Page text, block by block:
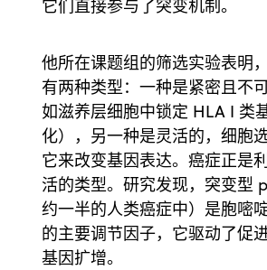
它们直接参与了突变机制。
他所在课题组的筛选实验表明
有两种类型：一种是紧密且不
如滋养层细胞中锁定 HLA I 类
化），另一种是灵活的，细胞
它来改变基因表达。癌症正是
活的类型。研究发现，突变型
约一半的人类癌症中）是胞嘧
的主要调节因子，它驱动了促
基因扩增。